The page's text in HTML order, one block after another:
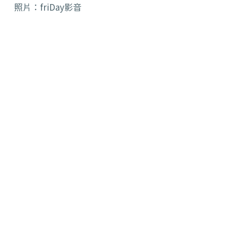
照片：friDay影音